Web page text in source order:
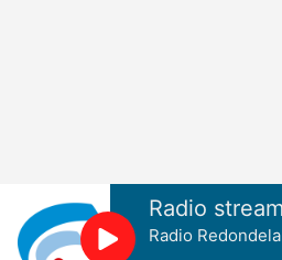
Radio Redondela